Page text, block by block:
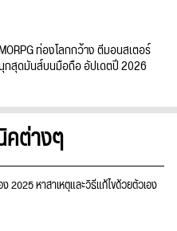
ท่องโลกกว้าง ตีมอนสเตอร์
กสุดมันส์บนมือถือ อัปเดตปี 2026
ต่างๆ
2025 หาสาเหตุและวิธีแก้ไขด้วยตัวเอง